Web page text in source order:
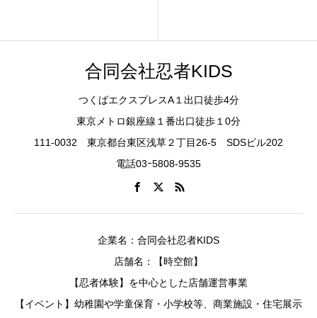
合同会社忍者KIDS
つくばエクスプレスA１出口徒歩4分
東京メトロ銀座線１番出口徒歩１0分
111-0032 東京都台東区浅草２丁目26-5 SDSビル202
電話03ｰ5808-9535
企業名：合同会社忍者KIDS
店舗名：【時空館】
【忍者体験】を中心とした店舗運営事業
【イベント】幼稚園や学童保育・小学校等、商業施設・住宅展示